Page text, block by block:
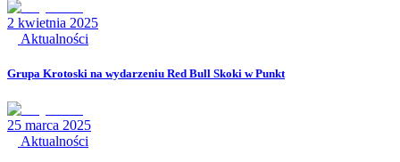
2 kwietnia 2025
Aktualności
Grupa Krotoski na wydarzeniu Red Bull Skoki w Punkt
25 marca 2025
Aktualności